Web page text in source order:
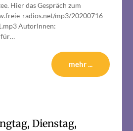
Hier das Gespräch zum
radios.net/mp3/20200716-
AutorInnen:
für…
mehr ...
Dienstag,